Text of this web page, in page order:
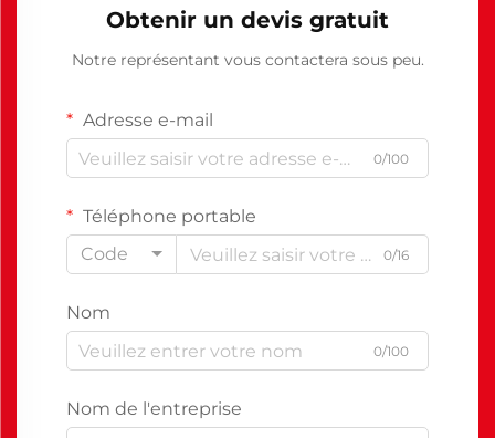
Obtenir un devis gratuit
Notre représentant vous contactera sous peu.
Adresse e-mail
0/100
Téléphone portable
Code
0/16
Nom
0/100
Nom de l'entreprise